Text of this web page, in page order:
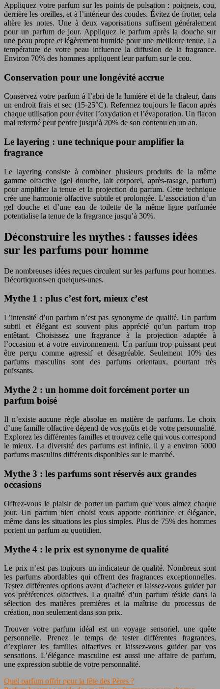
Appliquez votre parfum sur les points de pulsation : poignets, cou,
derrière les oreilles, et à l’intérieur des coudes. Évitez de frotter, cela
altère les notes. Une à deux vaporisations suffisent généralement
pour un parfum de jour. Appliquez le parfum après la douche sur
une peau propre et légèrement humide pour une meilleure tenue. La
température de votre peau influence la diffusion de la fragrance.
Environ 70% des hommes appliquent leur parfum sur le cou.
Conservation pour une longévité accrue
Conservez votre parfum à l’abri de la lumière et de la chaleur, dans
un endroit frais et sec (15-25°C). Refermez toujours le flacon après
chaque utilisation pour éviter l’oxydation et l’évaporation. Un flacon
mal refermé peut perdre jusqu’à 20% de son contenu en un an.
Le layering : une technique pour amplifier la
fragrance
Le layering consiste à combiner plusieurs produits de la même
gamme olfactive (gel douche, lait corporel, après-rasage, parfum)
pour amplifier la tenue et la projection du parfum. Cette technique
crée une harmonie olfactive subtile et prolongée. L’association d’un
gel douche et d’une eau de toilette de la même ligne parfumée
potentialise la tenue de la fragrance jusqu’à 30%.
Déconstruire les mythes : fausses idées
sur les parfums pour homme
De nombreuses idées reçues circulent sur les parfums pour hommes.
Décortiquons-en quelques-unes.
Mythe 1 : plus c’est fort, mieux c’est
L’intensité d’un parfum n’est pas synonyme de qualité. Un parfum
subtil et élégant est souvent plus apprécié qu’un parfum trop
entêtant. Choisissez une fragrance à la projection adaptée à
l’occasion et à votre environnement. Un parfum trop puissant peut
être perçu comme agressif et désagréable. Seulement 10% des
parfums masculins sont des parfums orientaux, pourtant très
puissants.
Mythe 2 : un homme doit forcément porter un
parfum boisé
Il n’existe aucune règle absolue en matière de parfums. Le choix
d’une famille olfactive dépend de vos goûts et de votre personnalité.
Explorez les différentes familles et trouvez celle qui vous correspond
le mieux. La diversité des parfums est infinie, il y a environ 5000
parfums masculins différents disponibles sur le marché.
Mythe 3 : les parfums sont réservés aux grandes
occasions
Offrez-vous le plaisir de porter un parfum que vous aimez chaque
jour. Un parfum bien choisi vous apporte confiance et élégance,
même dans les situations les plus simples. Plus de 75% des hommes
portent un parfum au quotidien.
Mythe 4 : le prix est synonyme de qualité
Le prix n’est pas toujours un indicateur de qualité. Nombreux sont
les parfums abordables qui offrent des fragrances exceptionnelles.
Testez différentes options avant d’acheter et laissez-vous guider par
vos préférences olfactives. La qualité d’un parfum réside dans la
sélection des matières premières et la maîtrise du processus de
création, non seulement dans son prix.
Trouver votre parfum idéal est un voyage sensoriel, une quête
personnelle. Prenez le temps de tester différentes fragrances,
d’explorer les familles olfactives et laissez-vous guider par vos
sensations. L’élégance masculine est aussi une affaire de parfum,
une expression subtile de votre personnalité.
Quel parfum offrir pour la fête des Pères ?